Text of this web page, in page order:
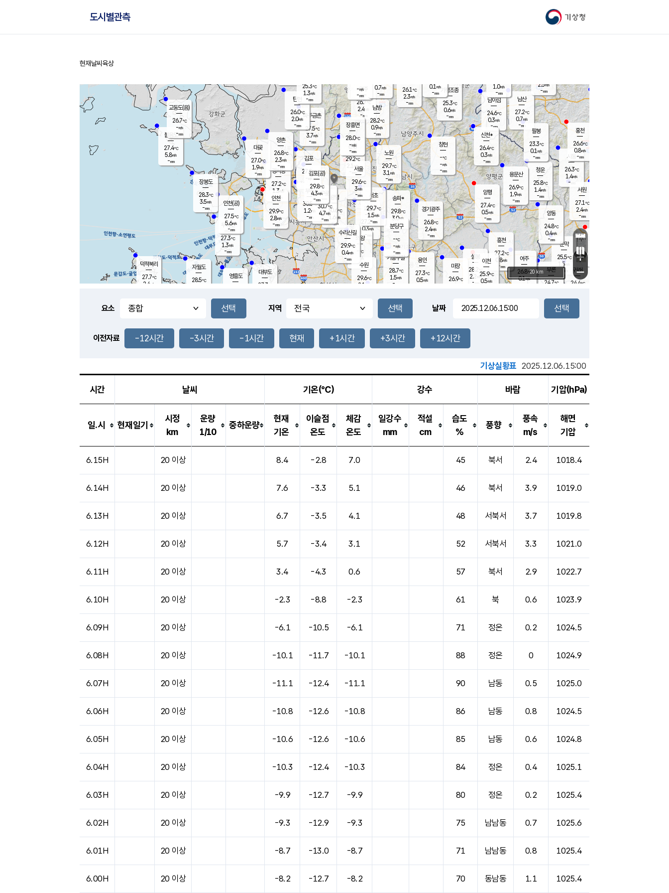
기상청
도시별관측
홈
현재날씨 육상
풍도
1.3m/s
문막
25.5℃
1.5m/s
mm
남이섬
24.6℃
0.3m/s
-mm
무의도
27.3℃
1.3m/s
-mm
영흥도
볼음도
27.4℃
5.8m/s
-mm
자월도
28.5℃
양주
26.7℃
2.4
-mm
부론
24.7℃
과천
27.2℃
0.3m/s
- mm
남산
27.2℃
0.7m/s
-mm
장봉도
28.3℃
3.5m/s
-mm
-mm
청운
25.8℃
1.4m/s
-mm
팔봉
23.3℃
0.1 m/s
-mm
-mm
용인
27.3℃
0.5m/s
여주
26.8℃
0.1m/s
양동
24.8℃
0.4m/s
-mm
경기광주
26.8℃
2.4m/s
-mm
장호원
1.0m/s
-mm
27.9
℃
대부도
27.3
-
경서동
27.2℃
1.3 m/s
-mm
파주금촌
27.5℃
3.7m/s
-mm
가평조종
25.3℃
0.6m/s
-mm
26.1℃
2.3m/s
-mm
대곶
27.0℃
1.9m/s
-mm
신천*
26.4℃
0.3m/s
-mm
창현
-℃
-m/s
-mm
탄현
26.0℃
2.0m/s
-mm
0.1 m/s
-mm
29.4℃
0.9m/s
-mm
흥천
27.2℃
0.8m/s
-mm
마장
26.9℃
의왕
- ℃
m/s
mm
김포
27.8℃
-m/s
mm
설봉
28.2
2.2 m/s
- mm
광명
30.6 ℃
1.6 m/s
-mm
부천
30.5℃
1.2m/s
-mm
-mm
양촌
26.8℃
2.3m/s
-mm
구로
30.7℃
4.7m/s
-mm
은평
29.2℃
2.1 m/s
- mm
노원
29.7℃
3.1 m/s
-mm
송파*
29.8℃
3.0m/s
-mm
서초
29.7℃
1.5m/s
-mm
남방
28.2℃
0.9m/s
-mm
기흥구갈
28.7℃
1.5m/s
-
수리산길
29.9℃
0.4m/s
-mm
분당구
-℃
-m/s
-mm
장흥면
28.0℃
-m/s
-mm
-m/s
-mm
시동
26.3℃
1.4m/s
- mm
귀래
24.4℃
서원
27.1℃
2.4m/s
-mm
용문산
26.9℃
1.9m/s
-mm
덕적북리
27.7℃
2.4 m/s
인천(공)
27.5℃
5.6m/s
-mm
김포(공)
29.8℃
4.3m/s
-mm
교동도(음)
26.7℃
-m/s
-mm
홍천
26.6℃
0.8m/s
-mm
이천
25.9℃
0.5m/s
양평
27.4℃
0.5m/s
-mm
수원
29.6℃
2.1 m/s
인천
29.9℃
2.8m/s
-mm
서울
29.6℃
3m/s
-mm
2.5m/s
-mm
25.3℃
1.3m/s
-mm
0.7m/s
-mm
+
−
20 km
요소 지역 날짜
이전자료 -12시간 -3시간 -1시간 현재 +1시간 +3시간 +12시간
기상실황표 2025.12.06.15:00
시간 날씨 기온(℃) 강수 바람 기압(hPa)
일.시 현재일기
시정
km
운량
1/10
중하운량
현재
기온
이슬점
온도
체감
온도
일강수
mm
적설
cm
습도
%
풍향
풍속
m/s
해면
기압
6.15H 20 이상 8.4 -2.8 7.0 45 북서 2.4 1018.4
6.14H 20 이상 7.6 -3.3 5.1 46 북서 3.9 1019.0
6.13H 20 이상 6.7 -3.5 4.1 48 서북서 3.7 1019.8
6.12H 20 이상 5.7 -3.4 3.1 52 서북서 3.3 1021.0
6.11H 20 이상 3.4 -4.3 0.6 57 북서 2.9 1022.7
6.10H 20 이상 -2.3 -8.8 -2.3 61 북 0.6 1023.9
6.09H 20 이상 -6.1 -10.5 -6.1 71 정온 0.2 1024.5
6.08H 20 이상 -10.1 -11.7 -10.1 88 정온 0 1024.9
6.07H 20 이상 -11.1 -12.4 -11.1 90 남동 0.5 1025.0
6.06H 20 이상 -10.8 -12.6 -10.8 86 남동 0.8 1024.5
6.05H 20 이상 -10.6 -12.6 -10.6 85 남동 0.6 1024.8
6.04H 20 이상 -10.3 -12.4 -10.3 84 정온 0.4 1025.1
6.03H 20 이상 -9.9 -12.7 -9.9 80 정온 0.2 1025.4
6.02H 20 이상 -9.3 -12.9 -9.3 75 남남동 0.7 1025.6
6.01H 20 이상 -8.7 -13.0 -8.7 71 남남동 0.8 1025.4
6.00H 20 이상 -8.2 -12.7 -8.2 70 동남동 1.1 1025.4